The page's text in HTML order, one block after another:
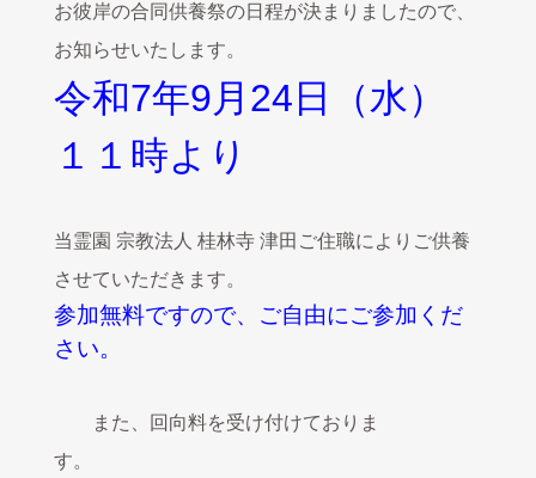
お彼岸の合同供養祭の日程が決まりましたので、
お知らせいたします。
令和7年9月24日（水）
１１時より
当霊園 宗教法人 桂林寺 津田ご住職によりご供養
させていただきます。
参加無料ですので、ご自由にご参加くだ
さい。
また、回向料を受け付けておりま
す。